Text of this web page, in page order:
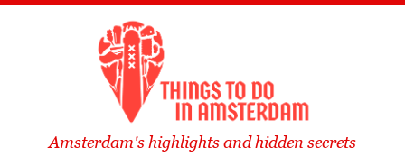
Amsterdam's highlights and hidden secrets